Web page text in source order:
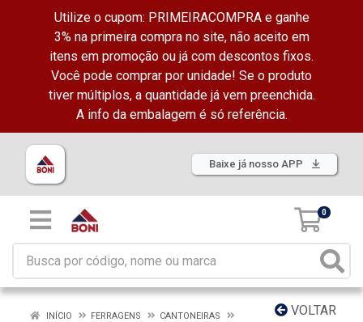
Utilize o cupom: PRIMEIRACOMPRA e ganhe
3% na primeira compra no site, não aceito em
itens em promoção ou já com descontos fixos.
Você pode comprar por unidade! Se o produto
tiver múltiplos, a quantidade já vem preenchida.
A info da embalagem é só referência.
Baixe já nosso APP
0
VOLTAR
INÍCIO FERRAGENS
CANTONEIRAS